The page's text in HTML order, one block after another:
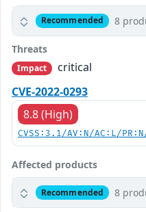
Recommended 8
Threats
Impact
critical
CVE-2022-0293
8.8 (High)
CVSS:3.1/AV:N/AC:L/
Affected products
Recommended 8